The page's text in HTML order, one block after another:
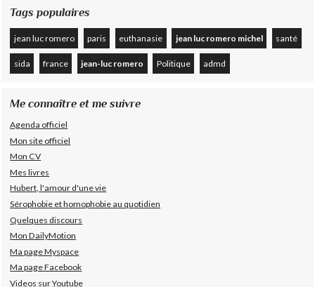
Tags populaires
jean luc romero paris euthanasie jean luc romero michel santé
sida france jean-luc romero Politique admd
Me connaître et me suivre
Agenda officiel
Mon site officiel
Mon CV
Mes livres
Hubert, l'amour d'une vie
Sérophobie et homophobie au quotidien
Quelques discours
Mon DailyMotion
Ma page Myspace
Ma page Facebook
Videos sur Youtube